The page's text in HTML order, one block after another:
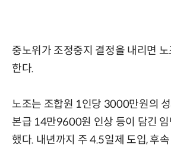
중노위가 조정중지 결정을 내리면
한다.
노조는 조합원 1인당 3000만원의
본급 14만9600원 인상 등이 담긴
했다. 내년까지 주 4.5일제 도입, 후